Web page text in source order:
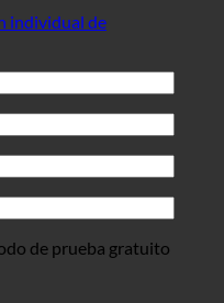
individual de
de prueba gratuito